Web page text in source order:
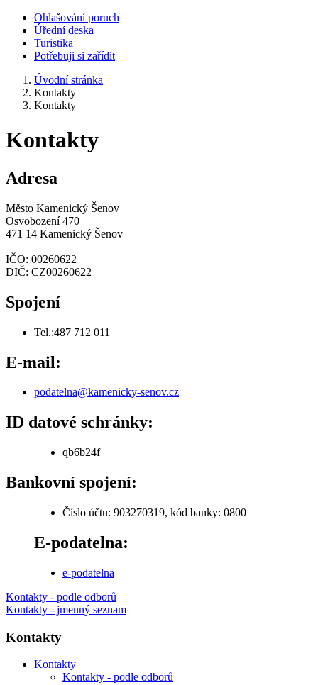
Ohlašování poruch
Úřední deska
Turistika
Potřebuji si zařídit
Úvodní stránka
Kontakty
Kontakty
Kontakty
Adresa
Město Kamenický Šenov
Osvobození 470
471 14 Kamenický Šenov
IČO: 00260622
DIČ: CZ00260622
Spojení
Tel.:487 712 011
E-mail:
podatelna@kamenicky-senov.cz
ID datové schránky:
qb6b24f
Bankovní spojení:
Číslo účtu: 903270319, kód banky: 0800
E-podatelna:
e-podatelna
Kontakty - podle odborů
Kontakty - jmenný seznam
Kontakty
Kontakty
Kontakty - podle odborů